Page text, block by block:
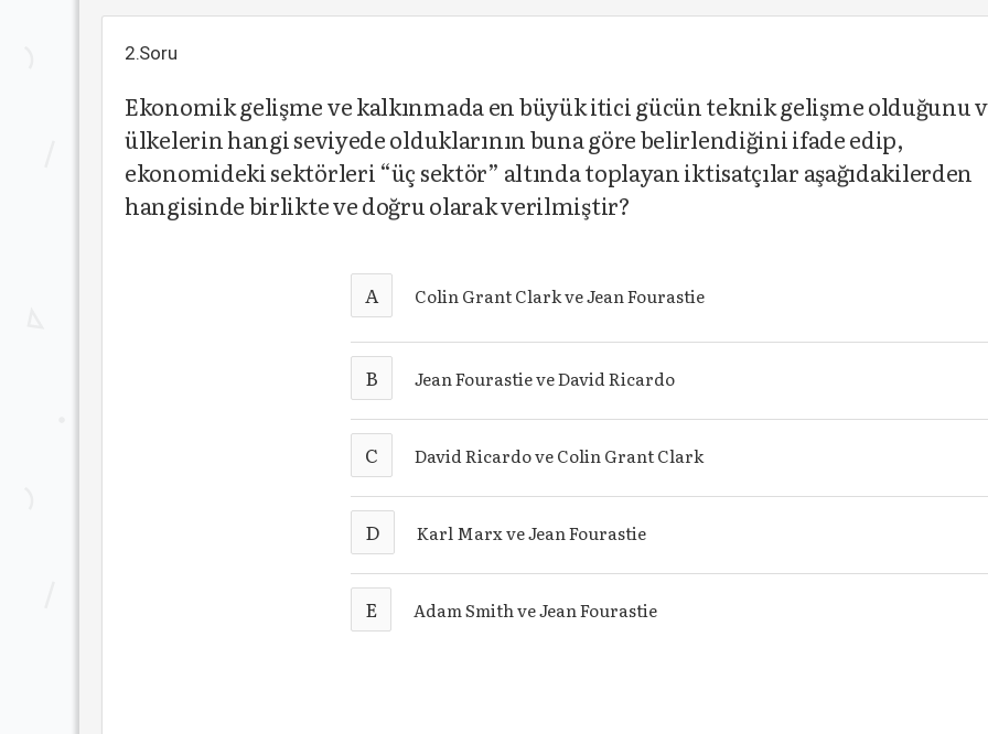
2.Soru
Ekonomik gelişme ve kalkınmada en büyük itici gücün teknik gelişme olduğunu
ülkelerin hangi seviyede olduklarının buna göre belirlendiğini ifade edip,
ekonomideki sektörleri “üç sektör” altında toplayan iktisatçılar aşağıdakilerden
hangisinde birlikte ve doğru olarak verilmiştir?
A Colin Grant Clark ve Jean Fourastie
B Jean Fourastie ve David Ricardo
C David Ricardo ve Colin Grant Clark
D Karl Marx ve Jean Fourastie
E Adam Smith ve Jean Fourastie